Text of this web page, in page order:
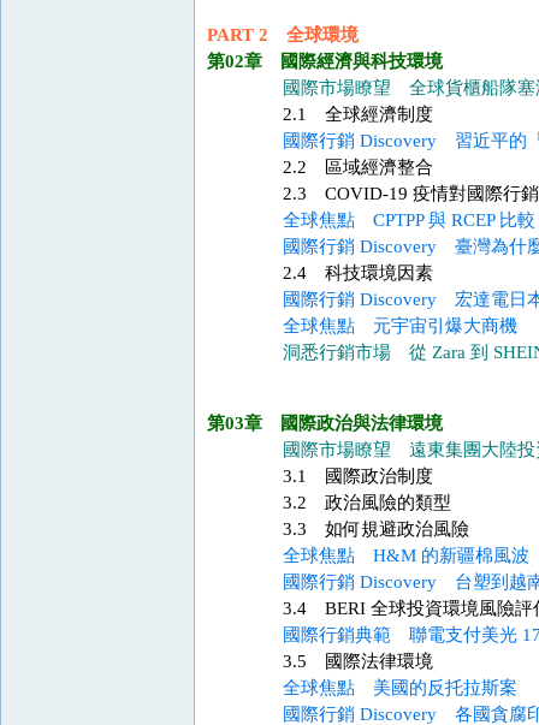
PART 2 全球環境
第02章 國際經濟與科技環境
國際市場瞭望 全球貨櫃船隊塞
2.1 全球經濟制度
國際行銷 Discovery 習近平的
2.2 區域經濟整合
2.3 COVID-19 疫情對國際行
全球焦點 CPTPP 與 RCEP 比較
國際行銷 Discovery 臺灣為什
2.4 科技環境因素
國際行銷 Discovery 宏達電日
全球焦點 元宇宙引爆大商機
洞悉行銷市場 從 Zara 到
第03章 國際政治與法律環境
國際市場瞭望 遠東集團大陸投
3.1 國際政治制度
3.2 政治風險的類型
3.3 如何規避政治風險
全球焦點 H&M 的新疆棉風波
國際行銷 Discovery 台塑到越
3.4 BERI 全球投資環境風險評
國際行銷典範 聯電支付美光
3.5 國際法律環境
全球焦點 美國的反托拉斯案
國際行銷 Discovery 各國貪腐